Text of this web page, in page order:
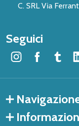
C. SRL Via
Seguici